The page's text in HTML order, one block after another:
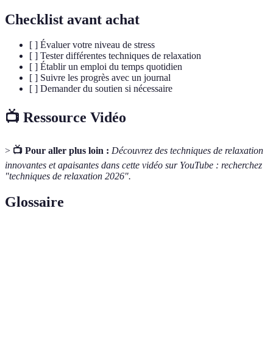
Checklist avant achat
[ ] Évaluer votre niveau de stress
[ ] Tester différentes techniques de relaxation
[ ] Établir un emploi du temps quotidien
[ ] Suivre les progrès avec un journal
[ ] Demander du soutien si nécessaire
📺 Ressource Vidéo
> 📺 Pour aller plus loin : Découvrez des techniques de relaxation
innovantes et apaisantes dans cette vidéo sur YouTube : recherchez
"techniques de relaxation 2026".
Glossaire